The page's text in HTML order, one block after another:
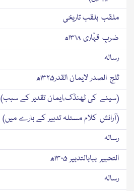
ملقب بلقب تاریخی
ضربِ قہّاری ۱۳۱۸ھ
رسالہ
ثلج الصدر لایمان القدر۱۳۲۵ھ
(سینے کی ٹھنڈک،ایمان تقدیر کے سبب)
(آرائش کلام مسئلہ تدبیر کے بارے میں)
رسالہ
التحبیر ببابالتدبیر ۱۳۰۵ھ
رسالہ